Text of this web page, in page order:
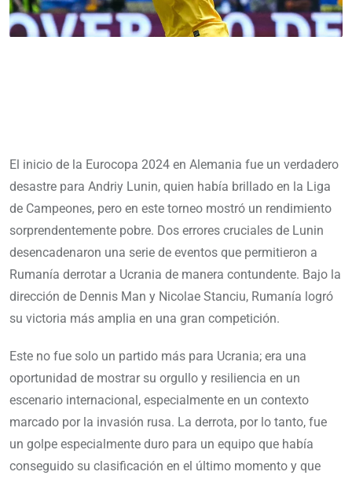
El inicio de la Eurocopa 2024 en Alemania fue un verdadero
desastre para Andriy Lunin, quien había brillado en la Liga
de Campeones, pero en este torneo mostró un rendimiento
sorprendentemente pobre. Dos errores cruciales de Lunin
desencadenaron una serie de eventos que permitieron a
Rumanía derrotar a Ucrania de manera contundente. Bajo la
dirección de Dennis Man y Nicolae Stanciu, Rumanía logró
su victoria más amplia en una gran competición.
Este no fue solo un partido más para Ucrania; era una
oportunidad de mostrar su orgullo y resiliencia en un
escenario internacional, especialmente en un contexto
marcado por la invasión rusa. La derrota, por lo tanto, fue
un golpe especialmente duro para un equipo que había
conseguido su clasificación en el último momento y que